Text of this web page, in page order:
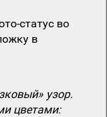
статус во
в
узор.
цветами: